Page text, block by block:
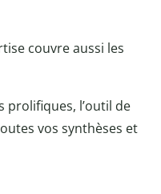
couvre aussi les
prolifiques, l’outil de
vos synthèses et